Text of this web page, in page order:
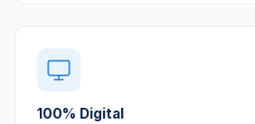
100% Digital